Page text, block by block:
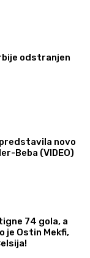
odstranjen
novo
Beba (VIDEO)
74 gola, a
je Ostin Mekfi,